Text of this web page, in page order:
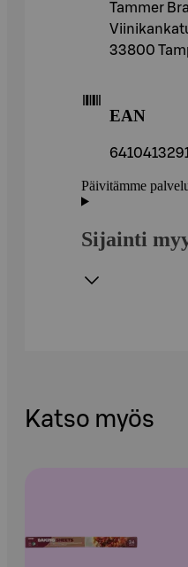
Tammer
33800
EAN
Päivitämme
Sijainti
Katso myös